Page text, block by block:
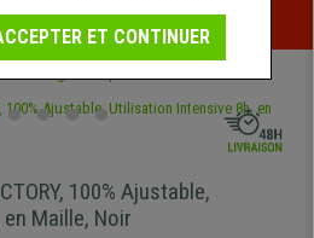
durée limitée - Voir l'offre
100% Ajustable,
Maille, Noir
ET CONTINUER